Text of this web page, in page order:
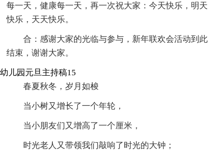
每一天，健康每一天，再一次祝大家：今天快乐，明天
快乐，天天快乐。
合：感谢大家的光临与参与，新年联欢会活动到此
结束，谢谢大家。
幼儿园元旦主持稿15
春夏秋冬，岁月如梭
当小树又增长了一个年轮，
当小朋友们又增高了一个厘米，
时光老人又带领我们敲响了时光的大钟；